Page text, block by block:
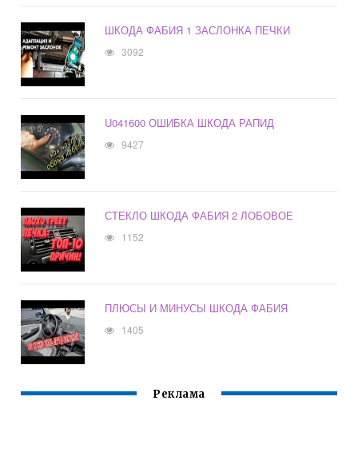
ШКОДА ФАБИЯ 1 ЗАСЛОНКА ПЕЧКИ
3092
U041600 ОШИБКА ШКОДА РАПИД
9427
СТЕКЛО ШКОДА ФАБИЯ 2 ЛОБОВОЕ
1152
ПЛЮСЫ И МИНУСЫ ШКОДА ФАБИЯ
1405
Реклама